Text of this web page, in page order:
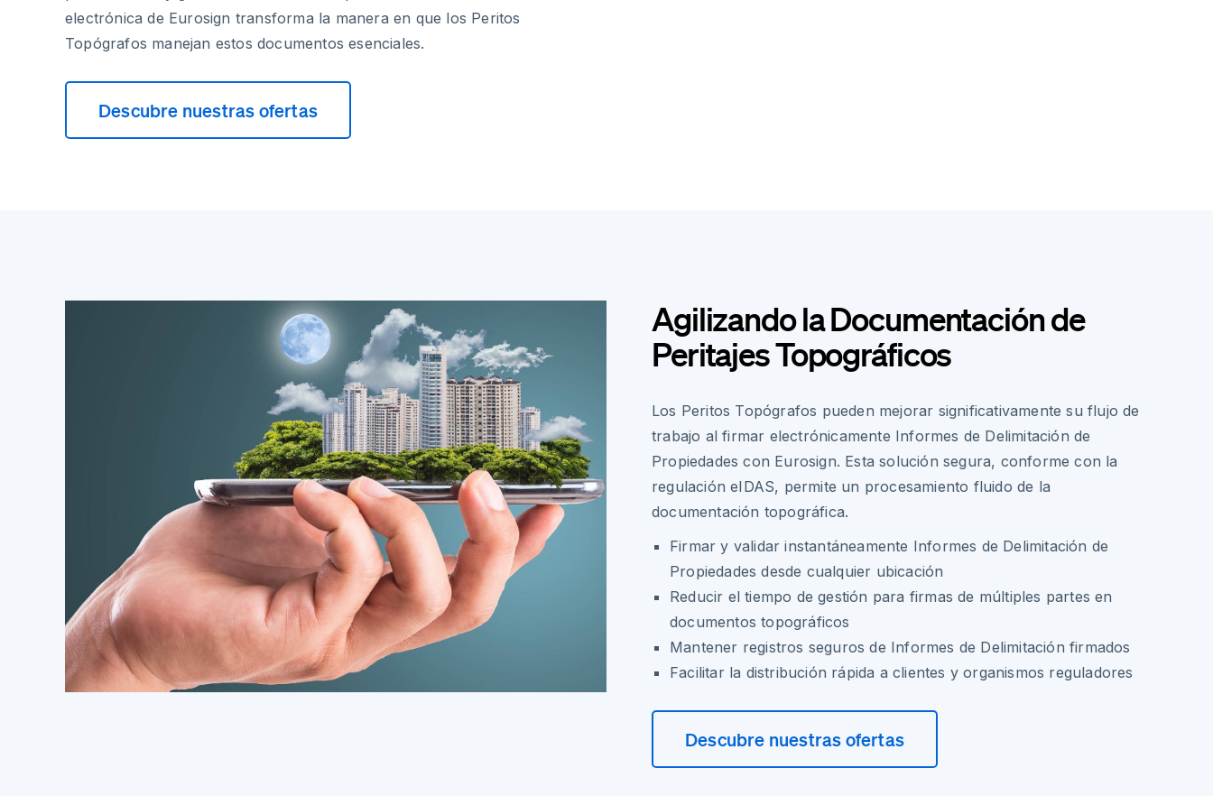
electrónica de Eurosign transforma la manera en que los Peritos
Topógrafos manejan estos documentos esenciales.
Descubre nuestras ofertas
Agilizando la Documentación de
Peritajes Topográficos
Los Peritos Topógrafos pueden mejorar significativamente su flujo de
trabajo al firmar electrónicamente Informes de Delimitación de
Propiedades con Eurosign. Esta solución segura, conforme con la
regulación eIDAS, permite un procesamiento fluido de la
documentación topográfica.
Firmar y validar instantáneamente Informes de Delimitación de
Propiedades desde cualquier ubicación
Reducir el tiempo de gestión para firmas de múltiples partes en
documentos topográficos
Mantener registros seguros de Informes de Delimitación firmados
Facilitar la distribución rápida a clientes y organismos reguladores
Descubre nuestras ofertas